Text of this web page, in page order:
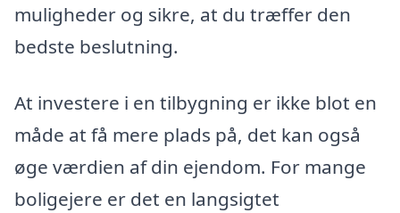
muligheder og sikre, at du træffer den
bedste beslutning.
At investere i en tilbygning er ikke blot en
måde at få mere plads på, det kan også
øge værdien af din ejendom. For mange
boligejere er det en langsigtet